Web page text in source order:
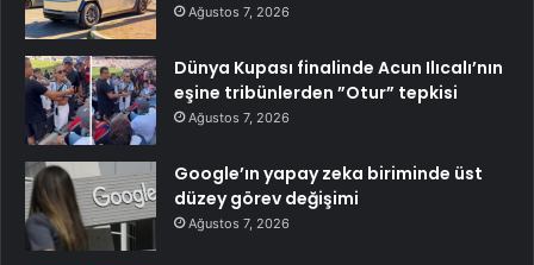
Ağustos 7, 2026
Dünya Kupası finalinde Acun Ilıcalı’nın
eşine tribünlerden ”Otur” tepkisi
Ağustos 7, 2026
Google’ın yapay zeka biriminde üst
düzey görev değişimi
Ağustos 7, 2026